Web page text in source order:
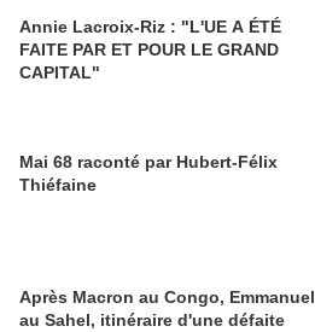
Annie Lacroix-Riz : "L'UE A ÉTÉ
FAITE PAR ET POUR LE GRAND
CAPITAL"
Mai 68 raconté par Hubert-Félix
Thiéfaine
Après Macron au Congo, Emmanuel
au Sahel, itinéraire d'une défaite